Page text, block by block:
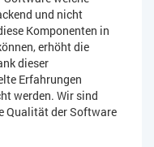
und nicht
Komponenten in
erhöht die
dieser
Erfahrungen
werden. Wir sind
Qualität der Software